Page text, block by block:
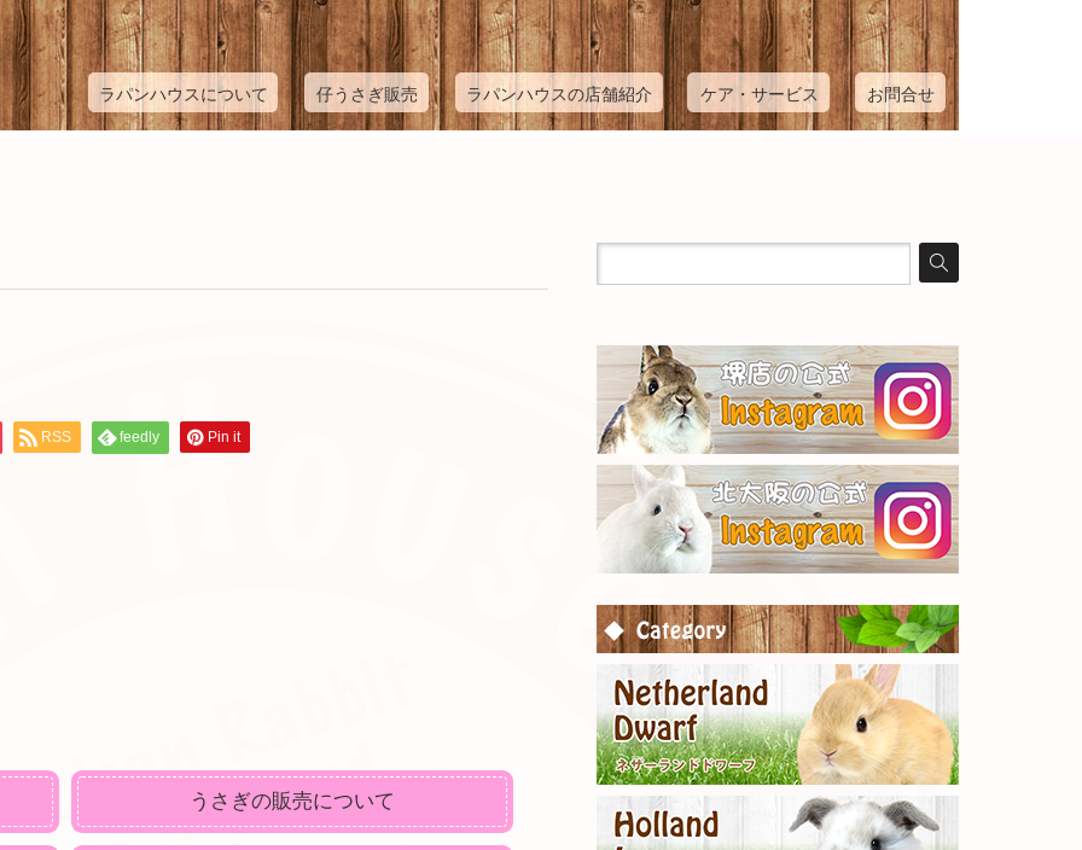
ラパンハウスについて 仔うさぎ販売 ラパンハウスの店舗紹介 ケア・サービス お問合せ
RSS feedly Pin it
うさぎの販売について